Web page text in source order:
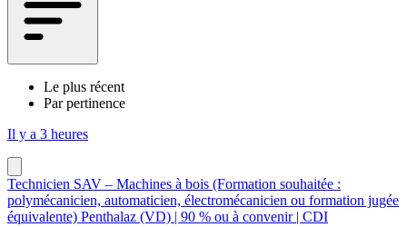
Le plus récent
Par pertinence
Il y a 3 heures
Technicien SAV – Machines à bois (Formation souhaitée :
polymécanicien, automaticien, électromécanicien ou formation jugée
équivalente) Penthalaz (VD) | 90 % ou à convenir | CDI